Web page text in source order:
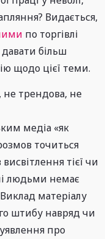
Видається,
по торгівлі
більш
щодо цієї теми.
не трендова, не
медіа «як
точиться
тієї чи
людьми немає
матеріалу
штибу навряд чи
про